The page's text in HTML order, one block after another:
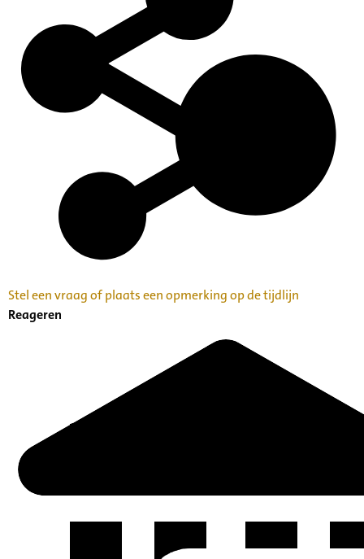
Stel een vraag of plaats een opmerking op de tijdlijn
Reageren